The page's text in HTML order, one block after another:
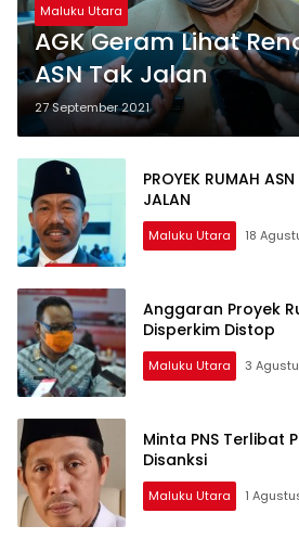
Maluku Utara
AGK Geram Lihat
ASN Tak Jalan
27 September 2021
PROYEK RUMAH ASN III DI
JALAN
Maluku Utara 18
Anggaran Proyek
Disperkim Distop
Maluku Utara 3
Minta PNS Terlibat
Disanksi
Maluku Utara 1